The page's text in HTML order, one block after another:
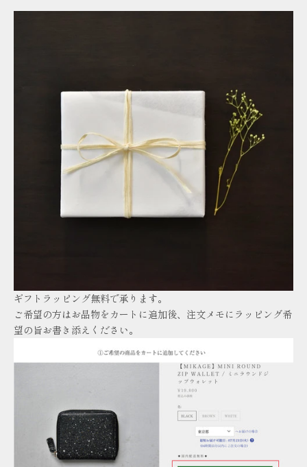
ギフトラッピング無料で承ります。
ご希望の方はお品物をカートに追加後、注文メモにラッピング希
望の旨お書き添えください。